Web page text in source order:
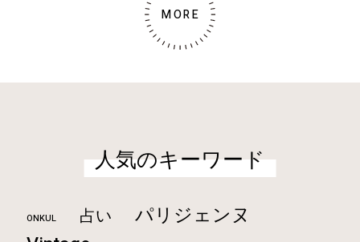
MORE
人気のキーワード
ONKUL 占い パリジェンヌ